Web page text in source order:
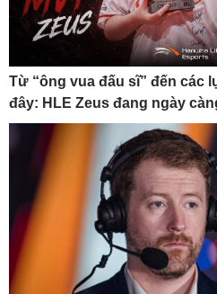
Từ “ông vua đấu sĩ” đến các
đây: HLE Zeus đang ngày